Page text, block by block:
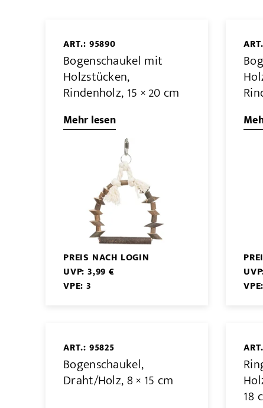
ART.: 95890
Bogenschaukel mit
Holzstücken,
Rindenholz, 15 × 20 cm
Mehr lesen
PREIS NACH LOGIN
UVP: 3,99 €
VPE: 3
ART.: 95825
Bogenschaukel,
Draht/Holz, 8 × 15 cm
18